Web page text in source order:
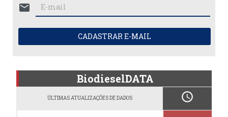
mail
CADASTRAR E-MAIL
BiodieselDATA
ÚLTIMAS ATUALIZAÇÕES DE DADOS schedule